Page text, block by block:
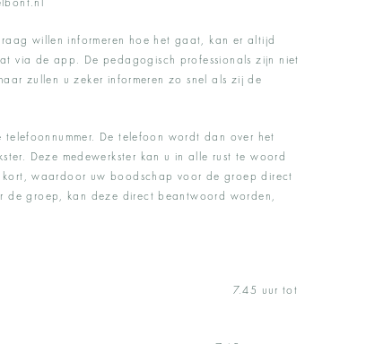
willen informeren hoe het gaat, kan er altijd
via de app. De pedagogisch professionals zijn niet
zullen u zeker informeren zo snel als zij de
De telefoon wordt dan over het
Deze medewerkster kan u in alle rust te woord
waardoor uw boodschap voor de groep direct
de groep, kan deze direct beantwoord worden,
van 7.45 uur tot